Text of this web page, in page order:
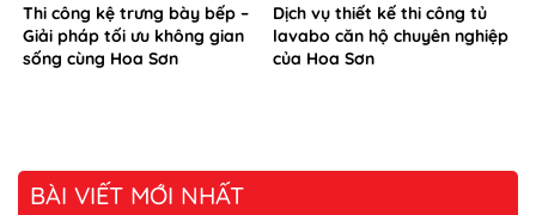
Thi công kệ trưng bày bếp –
Giải pháp tối ưu không gian
sống cùng Hoa Sơn
Dịch vụ thiết kế thi công tủ
lavabo căn hộ chuyên nghiệp
của Hoa Sơn
BÀI VIẾT MỚI NHẤT